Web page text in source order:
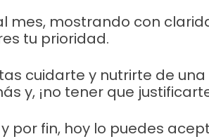
mes, mostrando con
tu prioridad.
cuidarte y nutrirte de
y, ¡no tener que
por fin, hoy lo puedes